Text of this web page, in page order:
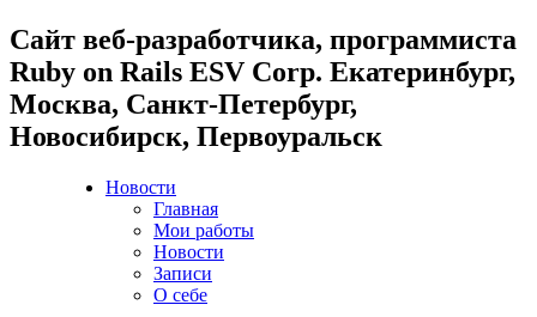
Cайт веб-разработчика, программиста
Ruby on Rails ESV Corp. Екатеринбург,
Москва, Санкт-Петербург,
Новосибирск, Первоуральск
Новости
Главная
Мои работы
Новости
Записи
О себе